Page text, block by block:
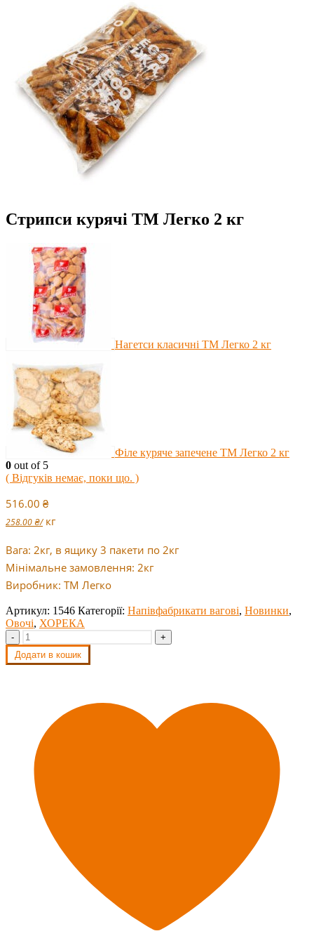
Стрипси курячі ТМ Легко 2 кг
Нагетси класичні ТМ Легко 2 кг
Філе куряче запечене ТМ Легко 2 кг
0 out of 5
( Відгуків немає, поки що. )
516.00 ₴
258.00₴/ кг
Вага: 2кг, в ящику 3 пакети по 2кг
Мінімальне замовлення: 2кг
Виробник: TM Легко
Артикул: 1546 Категорії: Напівфабрикати вагові, Новинки,
Овочі, ХОРЕКА
-
+
Додати в кошик